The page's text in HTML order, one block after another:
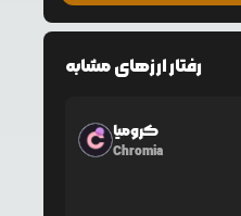
رفتار ارزهای مشابه
کرومیا
Chromia